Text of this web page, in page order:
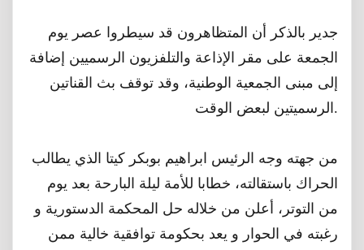
جدير بالذكر أن المتظاهرون قد سيطروا عصر يوم
الجمعة على مقر الإذاعة والتلفزيون الرسميين إضافة
إلى مبنى الجمعية الوطنية، وقد توقف بث القناتين
الرسميتين لبعض الوقت.
من جهته وجه الرئيس ابراهيم بوبكر كيتا الذي يطالب
الحراك باستقالته، خطابا للأمة ليلة البارحة بعد يوم
من التوتر، أعلن من خلاله حل المحكمة الدستورية و
رغبته في الحوار و يعد بحكومة توافقية خالية ممن